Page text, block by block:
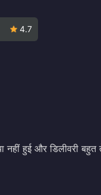
4.7
हुई और डिलीवरी